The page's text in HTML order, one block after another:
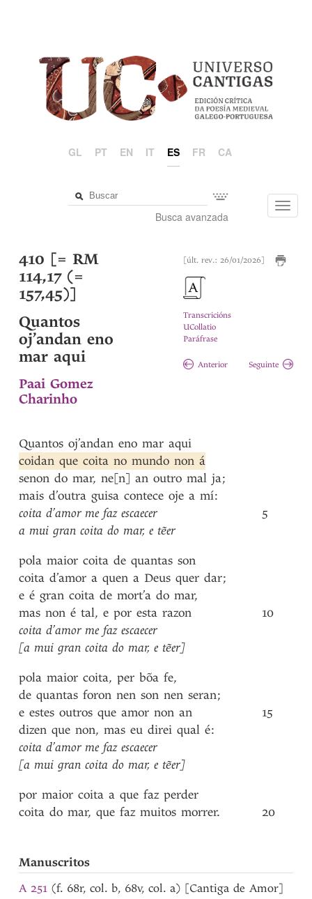
GL PT EN IT ES FR CA
Busca avanzada
[últ. rev.: 26/01/2026]
Transcricións
UCollatio
Paráfrase
Anterior Seguinte
410 [= RM
114,17 (=
157,45)]
Quantos
oj’andan eno
mar aqui
Paai Gomez
Charinho
Quantos oj’andan eno mar aqui
coidan que coita no mundo non á
senon do mar, ne[n] an outro mal ja;
mais d’outra guisa contece oje a mí:
coita d’amor me faz escaecer
a mui gran coita do mar, e tẽer
pola maior coita de quantas son
coita d’amor a quen a Deus quer dar;
e é gran coita de mort’a do mar,
mas non é tal, e por esta razon
coita d’amor me faz escaecer
[a mui gran coita do mar, e tẽer]
pola maior coita, per bõa fe,
de quantas foron nen son nen seran;
e estes outros que amor non an
dizen que non, mas eu direi qual é:
coita d’amor me faz escaecer
[a mui gran coita do mar, e tẽer]
por maior coita a que faz perder
coita do mar, que faz muitos morrer.
5
10
15
20
Manuscritos
A 251 (f. 68r, col. b, 68v, col. a) [Cantiga de Amor]